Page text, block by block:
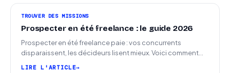
TROUVER DES MISSIONS
Prospecter en été freelance : le guide 2026
Prospecter en été freelance paie : vos concurrents
disparaissent, les décideurs lisent mieux. Voici comment
LIRE L'ARTICLE